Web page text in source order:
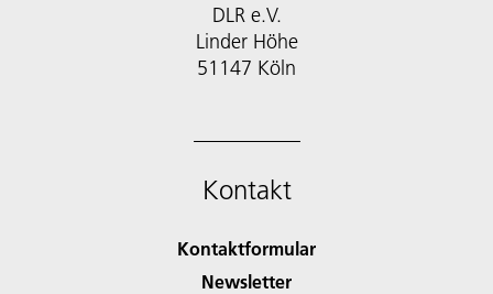
DLR e.V.
Linder Höhe
51147 Köln
Kontakt
Kontaktformular
Newsletter